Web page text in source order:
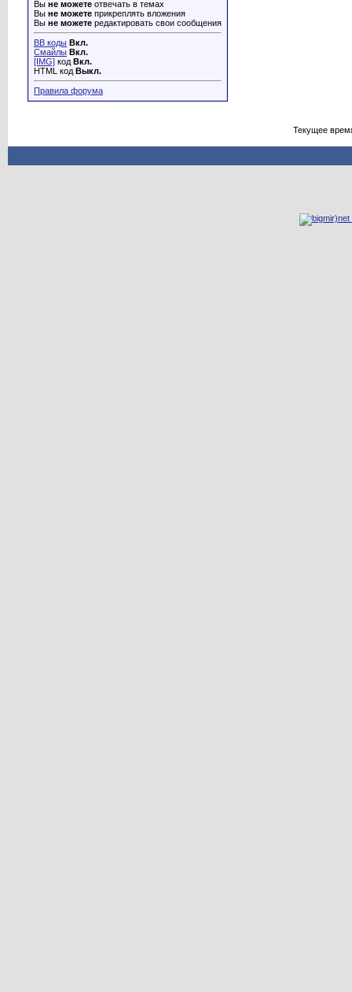
Вы не можете отвечать в темах
Вы не можете прикреплять вложения
Вы не можете редактировать свои сообщения
BB коды Вкл.
Смайлы Вкл.
[IMG] код Вкл.
HTML код Выкл.
Правила форума
Текущее